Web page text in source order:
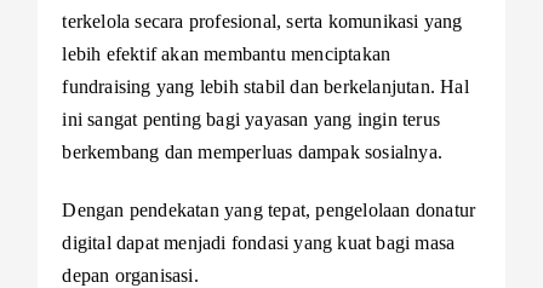
terkelola secara profesional, serta komunikasi yang
lebih efektif akan membantu menciptakan
fundraising yang lebih stabil dan berkelanjutan. Hal
ini sangat penting bagi yayasan yang ingin terus
berkembang dan memperluas dampak sosialnya.
Dengan pendekatan yang tepat, pengelolaan donatur
digital dapat menjadi fondasi yang kuat bagi masa
depan organisasi.